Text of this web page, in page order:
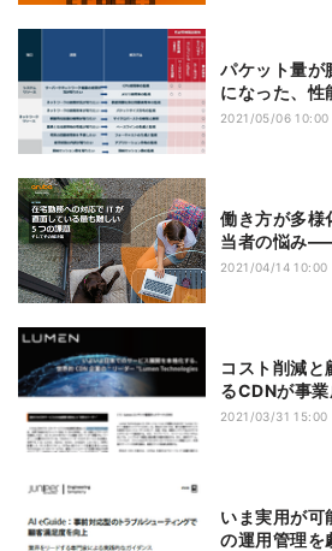
パケット量が
になった、性
2021/05/06 10:00
働き方が多様
当者の悩み
策を探る
2021/04/14 10:00
コスト削減
るCDNが事
テクノロジー
2021/03/31 15:00
いま実用が可
の運用管理を